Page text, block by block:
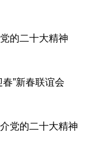
的二十大精神
”新春联谊会
党的二十大精神